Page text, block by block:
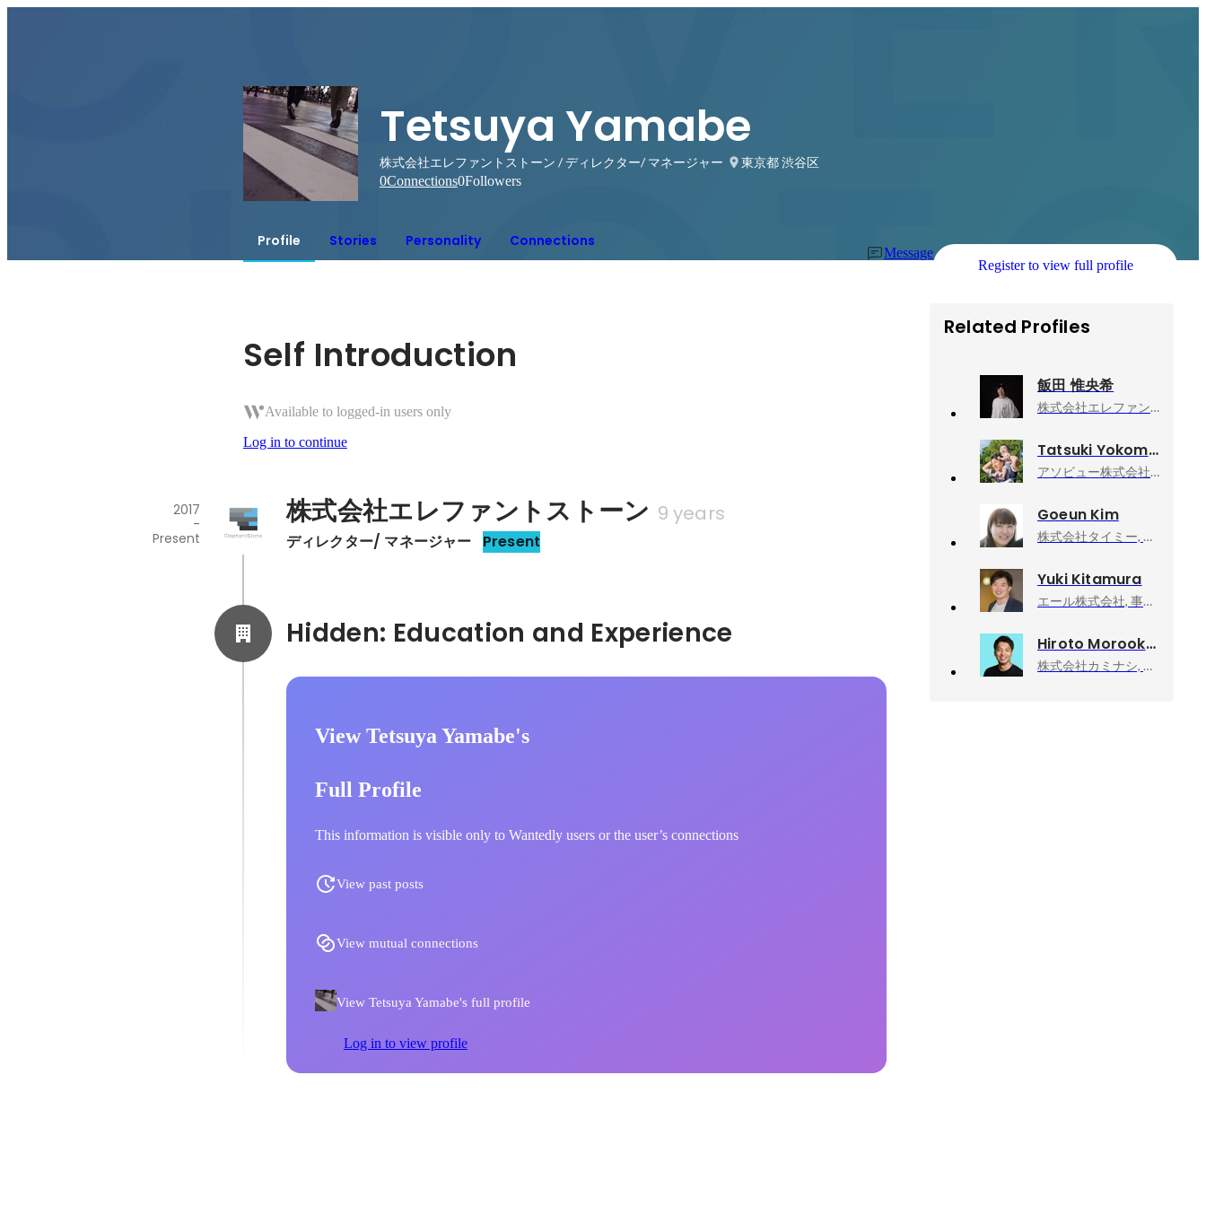
Tetsuya Yamabe
株式会社エレファントストーン / ディレクター/ マネージャー
東京都 渋谷区
0Connections0Followers
Profile Stories Personality Connections
Message
Register to view full profile
Self Introduction
Available to logged-in users only
Log in to continue
株式会社エレファントストーン 9 years
ディレクター/ マネージャー Present
2017
-
Present
View Tetsuya Yamabe's
Full Profile
This information is visible only to Wantedly users or the user’s connections
View past posts
View mutual connections
View Tetsuya Yamabe's full profile
Log in to view profile
Related Profiles
飯田 惟央希
株式会社エレファントストーン, ディレクター
Tatsuki Yokomine
アソビュー株式会社, 上級執行役員CPO、マーケットプレイスカンパニーCEO
Goeun Kim
株式会社タイミー, 執行役員事業統括
Yuki Kitamura
エール株式会社, 事業開発
Hiroto Morooka
株式会社カミナシ, 代表取締役